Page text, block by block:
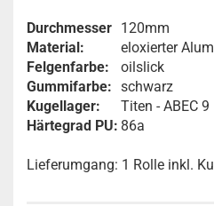
Durchmesser
Material:
Felgenfarbe:
Gummifarbe:
Kugellager:
Härtegrad PU:
120mm
eloxierter
oilslick
schwarz
Titen - ABEC 9
86a
Lieferumgang: 1 Rolle inkl.